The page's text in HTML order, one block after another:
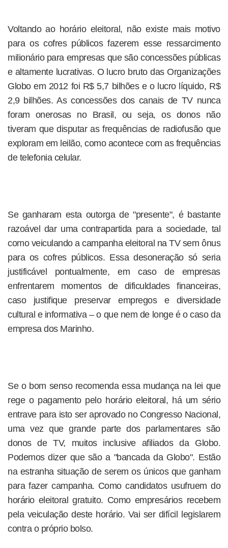
Voltando ao horário eleitoral, não existe mais motivo
para os cofres públicos fazerem esse ressarcimento
milionário para empresas que são concessões públicas
e altamente lucrativas. O lucro bruto das Organizações
Globo em 2012 foi R$ 5,7 bilhões e o lucro líquido, R$
2,9 bilhões. As concessões dos canais de TV nunca
foram onerosas no Brasil, ou seja, os donos não
tiveram que disputar as frequências de radiofusão que
exploram em leilão, como acontece com as frequências
de telefonia celular.
Se ganharam esta outorga de "presente", é bastante
razoável dar uma contrapartida para a sociedade, tal
como veiculando a campanha eleitoral na TV sem ônus
para os cofres públicos. Essa desoneração só seria
justificável pontualmente, em caso de empresas
enfrentarem momentos de dificuldades financeiras,
caso justifique preservar empregos e diversidade
cultural e informativa – o que nem de longe é o caso da
empresa dos Marinho.
Se o bom senso recomenda essa mudança na lei que
rege o pagamento pelo horário eleitoral, há um sério
entrave para isto ser aprovado no Congresso Nacional,
uma vez que grande parte dos parlamentares são
donos de TV, muitos inclusive afiliados da Globo.
Podemos dizer que são a "bancada da Globo". Estão
na estranha situação de serem os únicos que ganham
para fazer campanha. Como candidatos usufruem do
horário eleitoral gratuito. Como empresários recebem
pela veiculação deste horário. Vai ser difícil legislarem
contra o próprio bolso.